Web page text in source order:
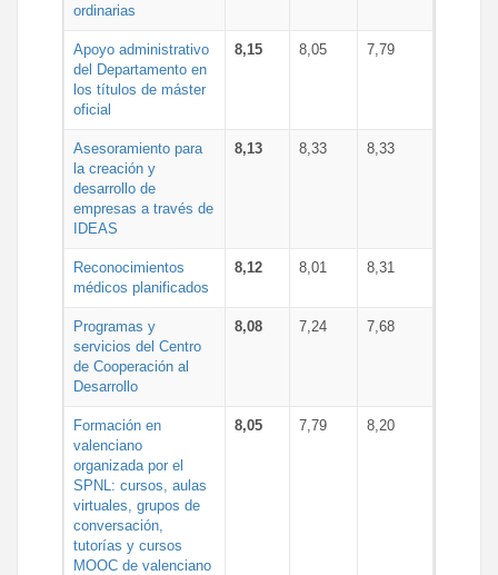
ordinarias
Apoyo administrativo
del Departamento en
los títulos de máster
oficial
8,15 8,05 7,79
Asesoramiento para
la creación y
desarrollo de
empresas a través de
IDEAS
8,13 8,33 8,33
Reconocimientos
médicos planificados
8,12 8,01 8,31
Programas y
servicios del Centro
de Cooperación al
Desarrollo
8,08 7,24 7,68
Formación en
valenciano
organizada por el
SPNL: cursos, aulas
virtuales, grupos de
conversación,
tutorías y cursos
MOOC de valenciano
8,05 7,79 8,20